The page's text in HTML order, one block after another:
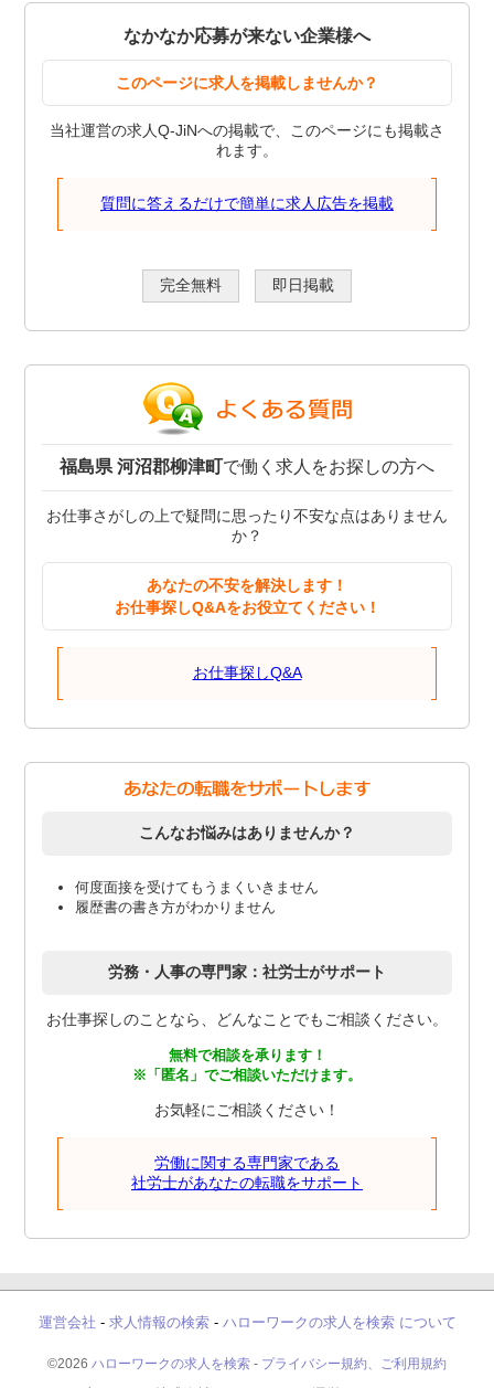
なかなか応募が来ない企業様へ
このページに求人を掲載しませんか？
当社運営の求人Q-JiNへの掲載で、このページにも掲載さ
れます。
質問に答えるだけで簡単に求人広告を掲載
完全無料 即日掲載
福島県 河沼郡柳津町で働く求人をお探しの方へ
お仕事さがしの上で疑問に思ったり不安な点はありません
か？
あなたの不安を解決します！
お仕事探しQ&Aをお役立てください！
お仕事探しQ&A
こんなお悩みはありませんか？
何度面接を受けてもうまくいきません
履歴書の書き方がわかりません
労務・人事の専門家：社労士がサポート
お仕事探しのことなら、どんなことでもご相談ください。
無料で相談を承ります！
※「匿名」でご相談いただけます。
お気軽にご相談ください！
労働に関する専門家である
社労士があなたの転職をサポート
運営会社 - 求人情報の検索- ハローワークの求人を検索 について
©2026 ハローワークの求人を検索 - プライバシー規約、ご利用規約